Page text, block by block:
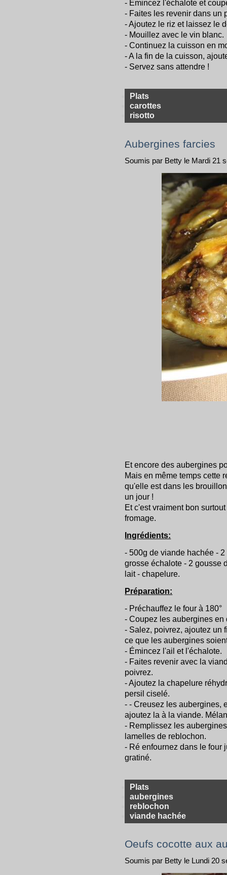
- Emincez l'échalote et
- Faites les revenir dans un
- Ajoutez le riz et laissez le
- Mouillez avec le vin blanc.
- Continuez la cuisson en
- A la fin de la cuisson,
- Servez sans attendre !
Plats
carottes
risotto
Aubergines farcies
Soumis par Betty le Mardi 21
Et encore des aubergines
Mais en même temps cette
qu'elle est dans les
un jour !
Et c'est vraiment bon
fromage.
Ingrédients:
- 500g de viande hachée -
grosse échalote - 2 gousse
lait - chapelure.
Préparation:
- Préchauffez le four à 180°
- Coupez les aubergines
- Salez, poivrez, ajoutez un
ce que les aubergines
- Émincez l'ail et l'échalote.
- Faites revenir avec la
poivrez.
- Ajoutez la chapelure
persil ciselé.
- - Creusez les aubergines,
ajoutez la à la viande.
- Remplissez les
lamelles de reblochon.
- Ré enfournez dans le four
gratiné.
Plats
aubergines
reblochon
viande hachée
Oeufs cocotte aux
Soumis par Betty le Lundi 20